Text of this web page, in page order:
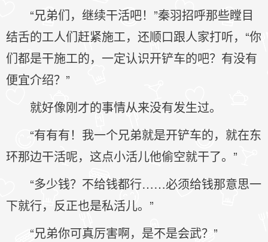
“兄弟们，继续干活吧！”秦羽招呼那些瞠目
结舌的工人们赶紧施工，还顺口跟人家打听，“你
们都是干施工的，一定认识开铲车的吧？有没有
便宜介绍？”
就好像刚才的事情从来没有发生过。
“有有有！我一个兄弟就是开铲车的，就在东
环那边干活呢，这点小活儿他偷空就干了。”
“多少钱？不给钱都行……必须给钱那意思一
下就行，反正也是私活儿。”
“兄弟你可真厉害啊，是不是会武？”